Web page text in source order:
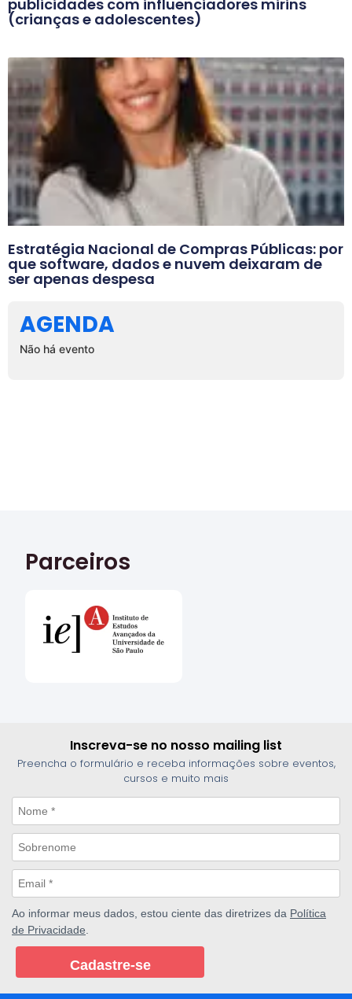
publicidades com influenciadores mirins
(crianças e adolescentes)
Estratégia Nacional de Compras Públicas: por
que software, dados e nuvem deixaram de
ser apenas despesa
AGENDA
Não há evento
Parceiros
Inscreva-se no nosso mailing list
Preencha o formulário e receba informações sobre eventos,
cursos e muito mais
Ao informar meus dados, estou ciente das diretrizes da Política
de Privacidade
Cadastre-se